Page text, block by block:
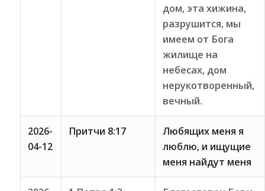
дом, эта хижина,
разрушится, мы
имеем от Бога
жилище на
небесах, дом
нерукотворенный,
вечный.
2026-
04-12
Притчи 8:17
Любящих меня я
люблю, и ищущие
меня найдут меня